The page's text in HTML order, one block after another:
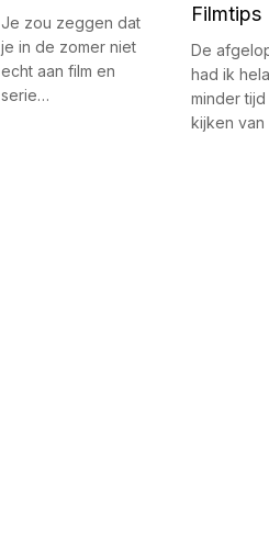
Je zou zeggen dat
je in de zomer niet
echt aan film en
serie…
Filmtips
De
had ik
minder
kijken